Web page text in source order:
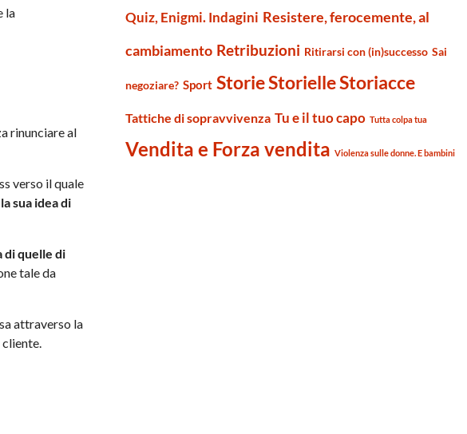
la
rinunciare al
verso il quale
sua idea di
di quelle di
tale da
attraverso la
cliente.
Quiz, Enigmi. Indagini Resistere, ferocemente, al
cambiamento Retribuzioni Ritirarsi con (in)successo Sai
negoziare? Sport Storie Storielle Storiacce
Tattiche di sopravvivenza Tu e il tuo capo Tutta colpa tua
Vendita e Forza vendita Violenza sulle donne. E bambini